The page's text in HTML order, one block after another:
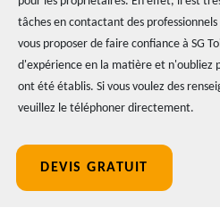
tâches en contactant des
vous proposer de faire confiance à SG
d'expérience en la matière et n'oubliez
ont été établis. Si vous voulez des
veuillez le téléphoner directement.
DEVIS GRATUIT